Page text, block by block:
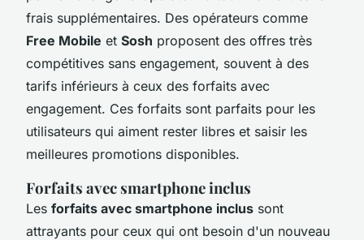
frais supplémentaires. Des opérateurs comme
Free Mobile et Sosh proposent des offres très
compétitives sans engagement, souvent à des
tarifs inférieurs à ceux des forfaits avec
engagement. Ces forfaits sont parfaits pour les
utilisateurs qui aiment rester libres et saisir les
meilleures promotions disponibles.
Forfaits avec smartphone inclus
Les forfaits avec smartphone inclus sont
attrayants pour ceux qui ont besoin d'un nouveau